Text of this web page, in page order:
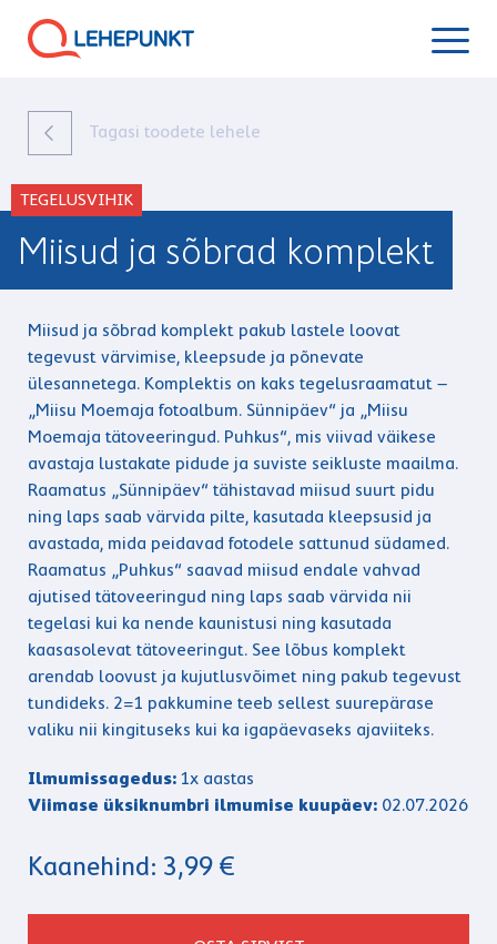
Tagasi toodete lehele
TEGELUSVIHIK
Miisud ja sõbrad komplekt
Miisud ja sõbrad komplekt pakub lastele loovat
tegevust värvimise, kleepsude ja põnevate
ülesannetega. Komplektis on kaks tegelusraamatut –
„Miisu Moemaja fotoalbum. Sünnipäev“ ja „Miisu
Moemaja tätoveeringud. Puhkus“, mis viivad väikese
avastaja lustakate pidude ja suviste seikluste maailma.
Raamatus „Sünnipäev“ tähistavad miisud suurt pidu
ning laps saab värvida pilte, kasutada kleepsusid ja
avastada, mida peidavad fotodele sattunud südamed.
Raamatus „Puhkus“ saavad miisud endale vahvad
ajutised tätoveeringud ning laps saab värvida nii
tegelasi kui ka nende kaunistusi ning kasutada
kaasasolevat tätoveeringut. See lõbus komplekt
arendab loovust ja kujutlusvõimet ning pakub tegevust
tundideks. 2=1 pakkumine teeb sellest suurepärase
valiku nii kingituseks kui ka igapäevaseks ajaviiteks.
Ilmumissagedus: 1x aastas
Viimase üksiknumbri ilmumise kuupäev: 02.07.2026
Kaanehind: 3,99 €